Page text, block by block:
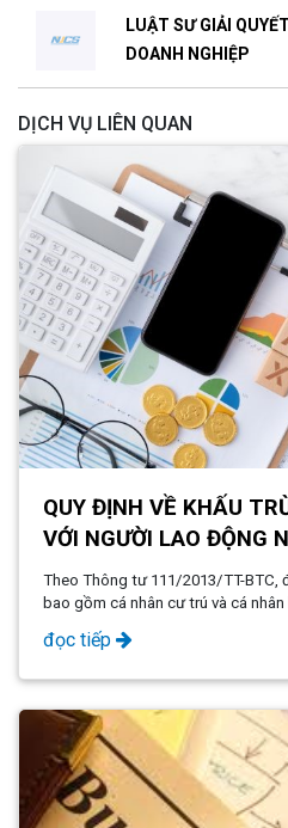
LUẬT SƯ GIẢI
DOANH NGHIỆP
DỊCH VỤ LIÊN QUAN
QUY ĐỊNH VỀ KHẤU
VỚI NGƯỜI LAO ĐỘNG
2024
Theo Thông tư 111/2013/TT-BTC,
bao gồm cá nhân cư trú và cá
hoặc không cư trú là yếu tố quan
đọc tiếp